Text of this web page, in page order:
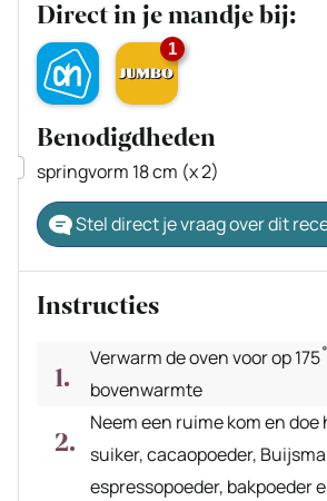
Direct in je mandje bij:
1
Benodigdheden
▢
springvorm 18 cm (x 2)
Stel direct je vraag over dit
Instructies
Verwarm de oven voor op
bovenwarmte
Neem een ruime kom en doe
suiker, cacaopoeder,
espressopoeder, bakpoeder